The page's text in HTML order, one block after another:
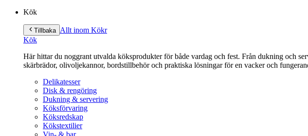
Kök
Tillbaka Allt inom Kökr
Kök
Här hittar du noggrant utvalda köksprodukter för både vardag och fest. Från dukning och
skärbrädor, olivoljekannor, bordstillbehör och praktiska lösningar för en vacker och
Delikatesser
Disk & rengöring
Dukning & servering
Köksförvaring
Köksredskap
Kökstextilier
Vin- & bar